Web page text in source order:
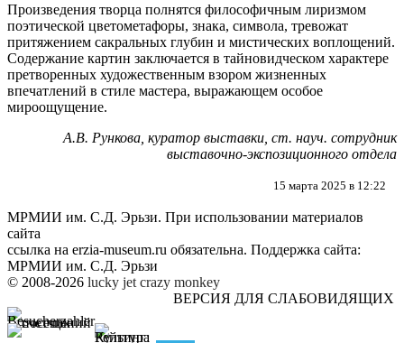
Произведения творца полнятся философичным лиризмом
поэтической цветометафоры, знака, символа, тревожат
притяжением сакральных глубин и мистических воплощений.
Содержание картин заключается в тайновидческом характере
претворенных художественным взором жизненных
впечатлений в стиле мастера, выражающем особое
мироощущение.
А.В. Рункова, куратор выставки, ст. науч. сотрудник
выставочно-экспозиционного отдела
15 марта 2025 в 12:22
МРМИИ им. С.Д. Эрьзи. При использовании материалов
сайта
ссылка на erzia-museum.ru обязательна. Поддержка сайта:
МРМИИ им. С.Д. Эрьзи
© 2008-2026 lucky jet crazy monkey
ВЕРСИЯ ДЛЯ СЛАБОВИДЯЩИХ